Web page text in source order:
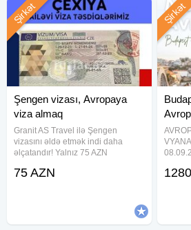
Şengen vizası, Avropaya
viza almaq
Granit AS Travel ilə Şengen
vizasını əldə etmək indi daha
əlçatandır! Yalnız 75 AZN
mütəxəssislərimizin köməyi ilə
Şirkət
75 AZN
Şirkət